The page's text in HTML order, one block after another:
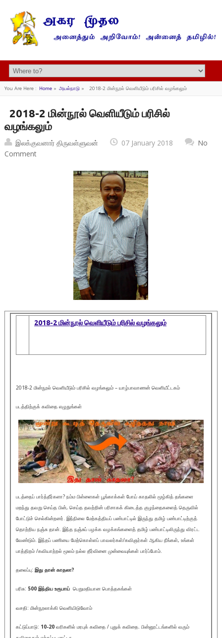
You Are Here : Home» அயல்நாடு» 2018-2 மின்நூல் வெளியீடும் பரிசில் வழங்கலும்
2018-2 மின்நூல் வெளியீடும் பரிசில்
வழங்கலும்
இலக்குவனார் திருவள்ளுவன் 07 January 2018
No
Comment
2018-2 மின்நூல் வெளியீடும் பரிசில் வழங்கலும்
2018-2 மின்நூல் வெளியீடும் பரிசில் வழங்கலும் – யாழ்பாவாணன் வெளியீட்டகம்
படத்திற்குக் கவிதை எழுதுங்கள்
படத்தைப் பார்த்தீர்களா? நம்ம பிள்ளைகள் பூங்காக்கள் போய் காதலில் மூழ்கித் தங்களை
மறந்து தவறு செய்த பின், செய்த தவற்றின் பரிசாகக் கிடைத்த குழந்தைகளைத் தெருவில்
போட்டுச் செல்கின்றனர். இந்நிலை மேற்கத்தியப் பண்பாட்டில் இருந்து தமிழ் பண்பாட்டிற்குத்
தொற்றிய நஞ்சு தான். இந்த நஞ்சுப் பழக்க வழக்கங்களைத் தமிழ் பண்பாட்டிலிருந்து விரட்ட
வேண்டும். இந்தப் பணியை மேற்கொள்ளப் பாவலர்கள்/கவிஞர்கள் ஆகிய நீங்கள், உங்கள்
பாத்திறம் /கவியாற்றல் மூலம் நல்ல தீர்வினை முன்வையுங்கள் பார்ப்போம்.
தலைப்பு: இது தான் காதலா?
பரிசு: 500 இந்திய உரூபாய்பெறுமதியான பொத்தகங்கள்
வசதி: மின்நூலாக்கி வெளியிடுவோம்
கட்டுப்பாடு: 10-20வரிகளில் மரபுக் கவிதை / புதுக் கவிதை. பின்னூட்டங்களில் வரும்